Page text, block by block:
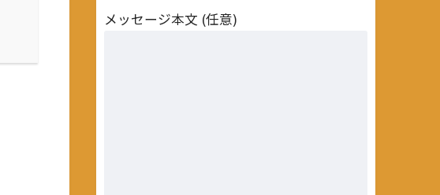
メッセージ本文 (任意)